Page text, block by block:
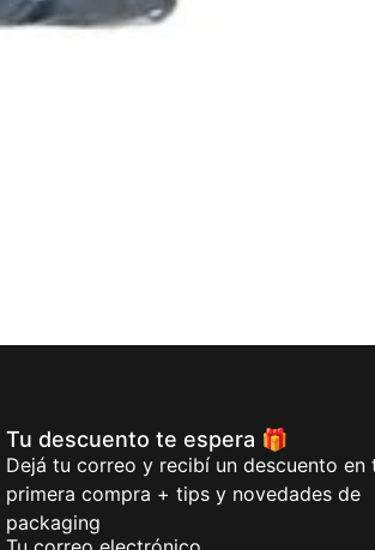
Tu descuento te espera 🎁
Dejá tu correo y recibí un descuento en
primera compra + tips y novedades de
packaging